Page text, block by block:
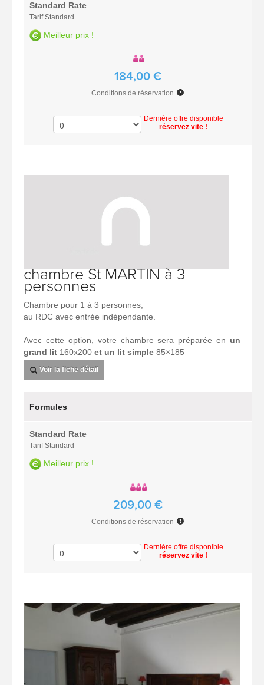
Standard Rate
Tarif Standard
Meilleur prix !
184,00 €
Conditions de réservation
Dernière offre disponible
réservez vite !
chambre St MARTIN à 3
personnes
Chambre pour 1 à 3 personnes,
au RDC avec entrée indépendante.
Avec cette option, votre chambre sera préparée en un
grand lit 160x200 et un lit simple 85×185
Voir la fiche détail
Formules
Standard Rate
Tarif Standard
Meilleur prix !
209,00 €
Conditions de réservation
Dernière offre disponible
réservez vite !